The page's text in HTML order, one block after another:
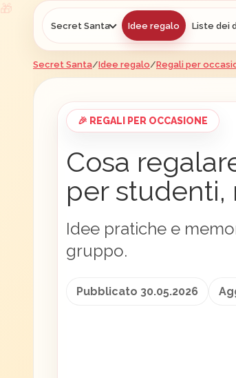
Secret Santa Idee regalo Liste dei
Secret Santa/Idee regalo/Regali per
🎉 REGALI PER OCCASIONE
Cosa
per studenti,
Idee pratiche e
gruppo.
Pubblicato 30.05.2026